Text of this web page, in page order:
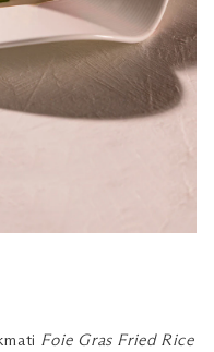
Foie Gras Fried Rice